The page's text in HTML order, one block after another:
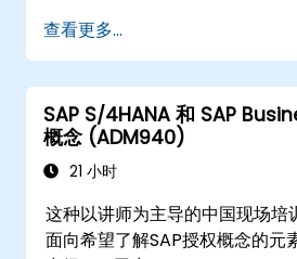
查看更多...
SAP S/4HANA 和 SAP
概念 (ADM940)
21 小时
这种以讲师为主导的中国现场培
面向希望了解SAP授权概念的元